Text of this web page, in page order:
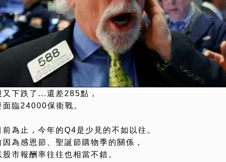
又下跌了...還差285點，
面臨24000保衛戰。
前為止，今年的Q4是少見的不如以往。
因為感恩節、聖誕節購物季的關係，
股市報酬率往往也相當不錯。